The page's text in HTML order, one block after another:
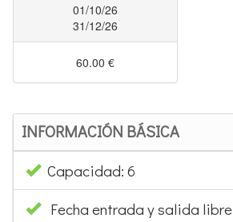
01/10/26
31/12/26
60.00 €
INFORMACIÓN BÁSICA
Capacidad: 6
Fecha entrada y salida libre